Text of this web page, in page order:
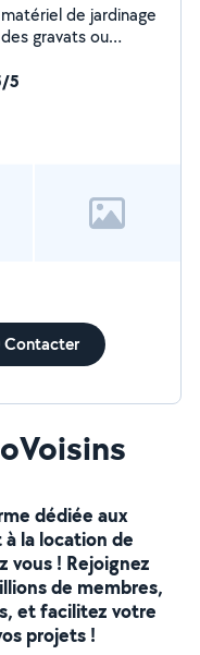
de jardinage
gravats ou
5
Contacter
dédiée aux
la location de
vous ! Rejoignez
de membres,
et facilitez votre
projets !